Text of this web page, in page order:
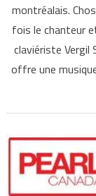
montréalais.
fois le chanteur
claviériste Vergil
offre une